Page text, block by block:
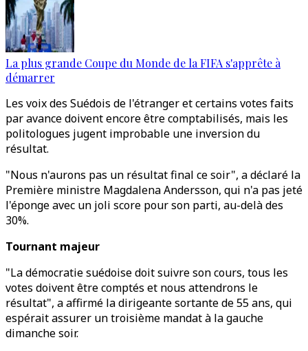
La plus grande Coupe du Monde de la FIFA s'apprête à
démarrer
Les voix des Suédois de l'étranger et certains votes faits
par avance doivent encore être comptabilisés, mais les
politologues jugent improbable une inversion du
résultat.
"Nous n'aurons pas un résultat final ce soir", a déclaré la
Première ministre Magdalena Andersson, qui n'a pas jeté
l'éponge avec un joli score pour son parti, au-delà des
30%.
Tournant majeur
"La démocratie suédoise doit suivre son cours, tous les
votes doivent être comptés et nous attendrons le
résultat", a affirmé la dirigeante sortante de 55 ans, qui
espérait assurer un troisième mandat à la gauche
dimanche soir.